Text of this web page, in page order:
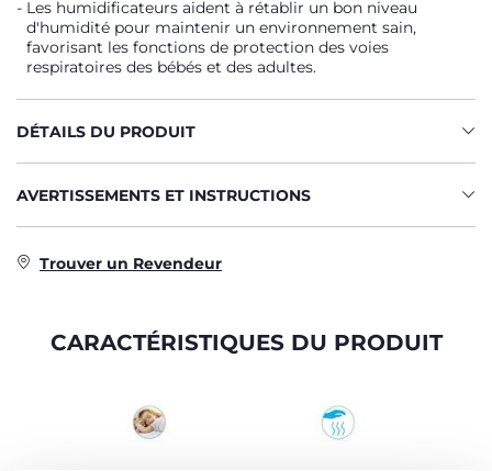
Les humidificateurs aident à rétablir un bon niveau
d'humidité pour maintenir un environnement sain,
favorisant les fonctions de protection des voies
respiratoires des bébés et des adultes.
DÉTAILS DU PRODUIT
AVERTISSEMENTS ET INSTRUCTIONS
Trouver un Revendeur
CARACTÉRISTIQUES DU PRODUIT